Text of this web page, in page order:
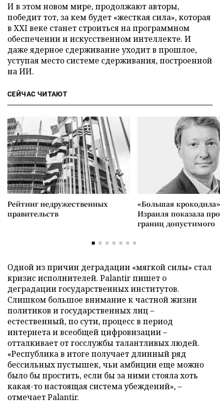
И в этом новом мире, продолжают авторы,
победит тот, за кем будет «жесткая сила», которая
в XXI веке станет строиться на программном
обеспечении и искусственном интеллекте. И
даже ядерное сдерживание уходит в прошлое,
уступая место системе сдерживания, построенной
на ИИ.
СЕЙЧАС ЧИТАЮТ
Рейтинг недружественных
правительств
«Большая
Израиля показала
границ допустимого
Одной из причин деградации «мягкой силы» стал
кризис исполнителей. Palantir пишет о
деградации государственных институтов.
Слишком большое внимание к частной жизни
политиков и государственных лиц –
естественный, по сути, процесс в период
интернета и всеобщей цифровизации –
отталкивает от госслужбы талантливых людей.
«Республика в итоге получает длинный ряд
бессильных пустышек, чьи амбиции еще можно
было бы простить, если бы за ними стояла хоть
какая-то настоящая система убеждений», –
отмечает Palantir.